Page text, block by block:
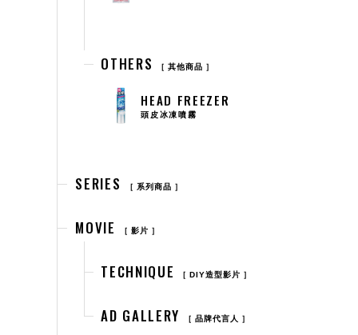
OTHERS 其他商品
HEAD FREEZER
頭皮冰凍噴霧
SERIES 系列商品
MOVIE 影片
TECHNIQUE DIY造型影片
AD GALLERY 品牌代言人